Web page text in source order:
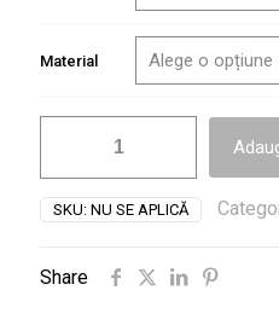
Material
NERO
MARQUINA
SKU: NU SE APLICĂ
Share